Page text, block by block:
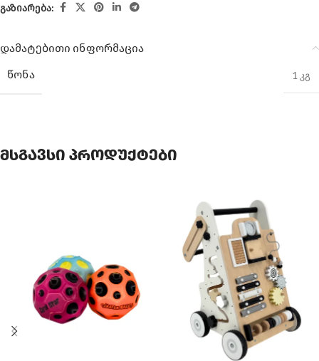
გაზიარება:
დამატებითი ინფორმაცია
ᲬᲝᲜᲐ
1 კგ
მსგავსი პროდუქტები